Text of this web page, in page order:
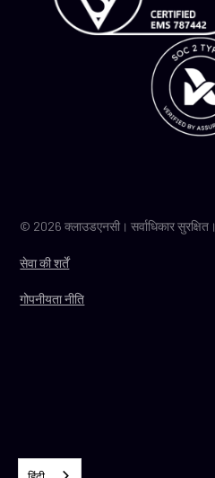
सेवा की शर्तें
गोपनीयता नीति
© 2026 क्लाउडएनसी। सर्वाधिकार सुरक्षित।